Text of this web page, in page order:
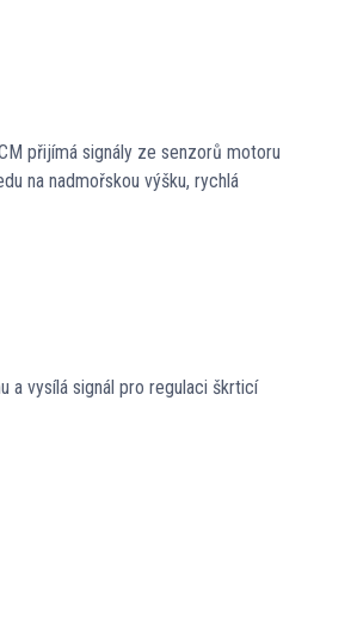
přijímá signály ze senzorů motoru
na nadmořskou výšku, rychlá
a vysílá signál pro regulaci škrticí